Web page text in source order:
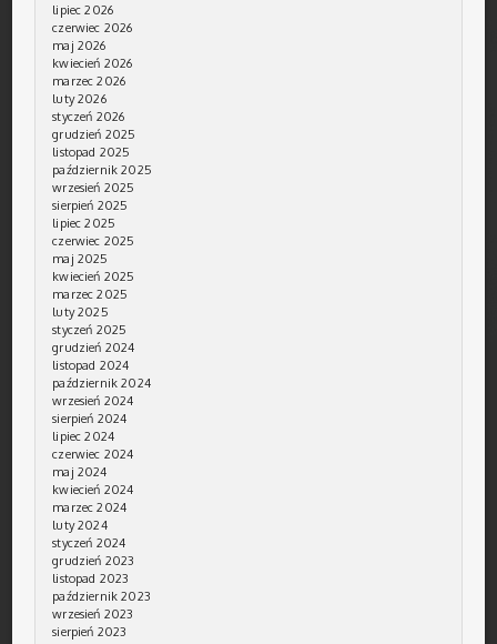
lipiec 2026
czerwiec 2026
maj 2026
kwiecień 2026
marzec 2026
luty 2026
styczeń 2026
grudzień 2025
listopad 2025
październik 2025
wrzesień 2025
sierpień 2025
lipiec 2025
czerwiec 2025
maj 2025
kwiecień 2025
marzec 2025
luty 2025
styczeń 2025
grudzień 2024
listopad 2024
październik 2024
wrzesień 2024
sierpień 2024
lipiec 2024
czerwiec 2024
maj 2024
kwiecień 2024
marzec 2024
luty 2024
styczeń 2024
grudzień 2023
listopad 2023
październik 2023
wrzesień 2023
sierpień 2023